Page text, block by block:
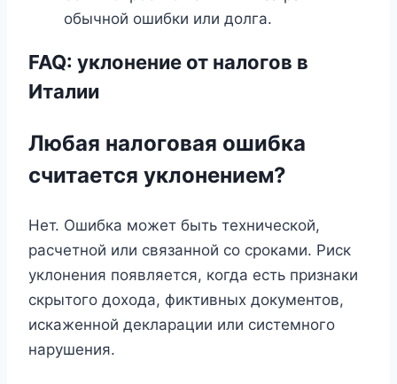
обычной ошибки или долга.
FAQ: уклонение от налогов в
Италии
Любая налоговая ошибка
считается уклонением?
Нет. Ошибка может быть технической,
расчетной или связанной со сроками. Риск
уклонения появляется, когда есть признаки
скрытого дохода, фиктивных документов,
искаженной декларации или системного
нарушения.